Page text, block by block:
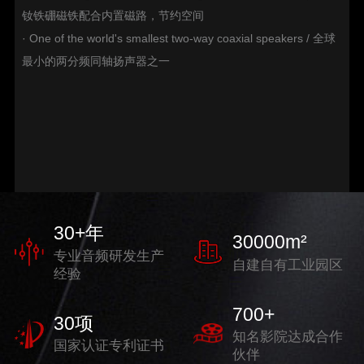
钕铁硼磁铁配合内置磁路，节约空间
· One of the world's smallest two-way coaxial speakers / 全球
最小的两分频同轴扬声器之一
30+年
专业音频研发生产
经验
30000m²
自建自有工业园区
30项
国家认证专利证书
700+
知名影院达成合作
伙伴